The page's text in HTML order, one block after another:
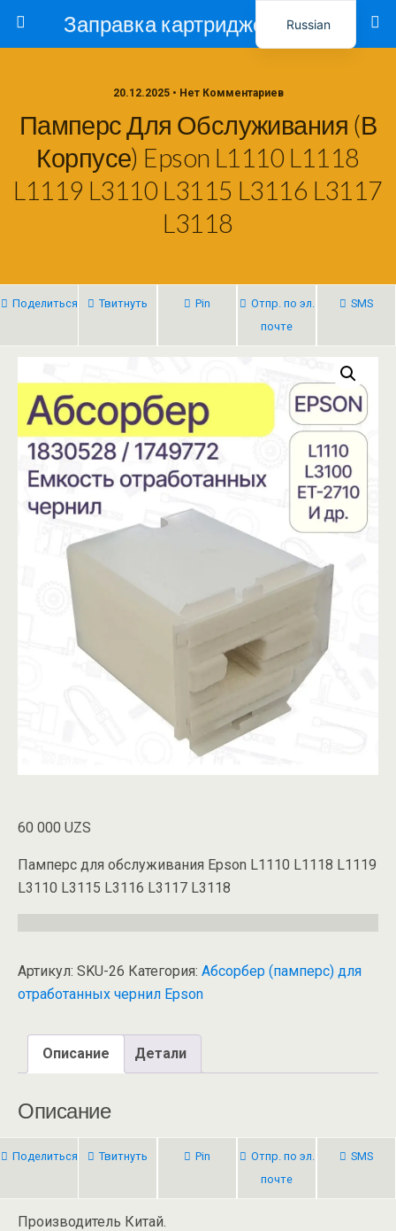
Заправка картриджей в Ташкенте – Тонер-Ресурс
20.12.2025 • Нет Комментариев
Памперс Для Обслуживания (в
Корпусе) Epson L1110 L1118
L1119 L3110 L3115 L3116 L3117
L3118
Поделиться Твитнуть Pin
Отпр. по эл.
почте
SMS
60 000 UZS
Памперс для обслуживания Epson L1110 L1118 L1119
L3110 L3115 L3116 L3117 L3118
Артикул: SKU-26 Категория: Абсорбер (памперс) для
отработанных чернил Epson
Описание Детали
Описание
Поделиться Твитнуть Pin
Отпр. по эл.
почте
SMS
Производитель Китай.
Russian
Uzbek